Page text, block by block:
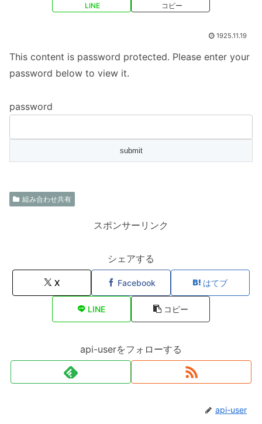
LINE コピー
1925.11.19
This content is password protected. Please enter your
password below to view it.
password
組み合わせ共有
スポンサーリンク
シェアする
X Facebook はてブ
LINE コピー
api-userをフォローする
api-user